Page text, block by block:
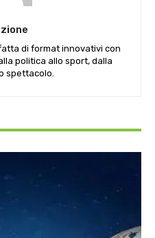
di format innovativi con
politica allo sport, dalla
spettacolo.